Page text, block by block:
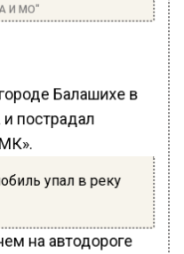
И МО"
Балашихе в
пострадал
упал в реку
на автодороге